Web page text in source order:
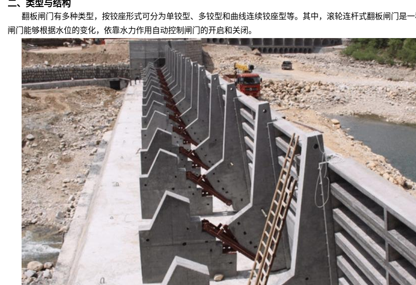
二、类型与结构
翻板闸门有多种类型，按铰座形式可分为单铰型、多铰型和曲线连续铰座型等。其中，滚轮连杆式翻板闸门是
闸门能够根据水位的变化，依靠水力作用自动控制闸门的开启和关闭。